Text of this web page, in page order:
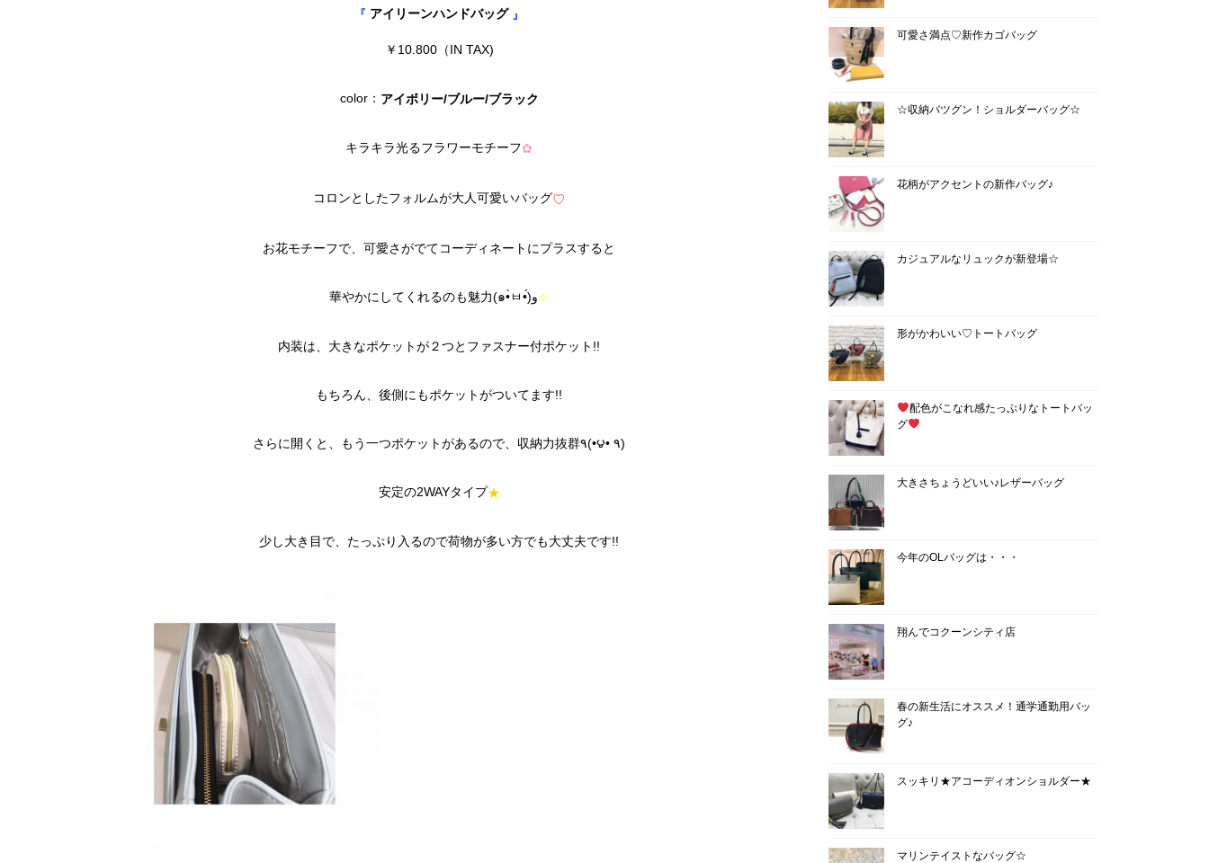
『 アイリーンハンドバッグ 』
￥10.800（IN TAX)
color： アイボリー/ブルー/ブラック
キラキラ光るフラワーモチーフ✿
コロンとしたフォルムが大人可愛いバッグ♡
お花モチーフで、可愛さがでてコーディネートにプラスすると
華やかにしてくれるのも魅力(๑•̀ㅂ•́)و✧
内装は、大きなポケットが２つとファスナー付ポケット!!
もちろん、後側にもポケットがついてます!!
さらに開くと、もう一つポケットがあるので、収納力抜群٩(•౪• ٩)
安定の2WAYタイプ★
少し大き目で、たっぷり入るので荷物が多い方でも大丈夫です!!
可愛さ満点♡新作カゴバッグ
☆収納バツグン！ショルダーバッグ☆
花柄がアクセントの新作バッグ♪
カジュアルなリュックが新登場☆
形がかわいい♡トートバッグ
配色がこなれ感たっぷりなトートバッ
グ
大きさちょうどいい♪レザーバッグ
今年のOLバッグは・・・
翔んでコクーンシティ店
春の新生活にオススメ！通学通勤用バッ
グ♪
スッキリ★アコーディオンショルダー★
マリンテイストなバッグ☆